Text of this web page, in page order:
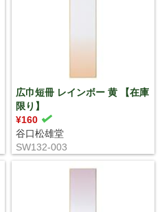
広巾短冊 レインボー 黄 【在庫
限り】
¥160
谷口松雄堂
SW132-003